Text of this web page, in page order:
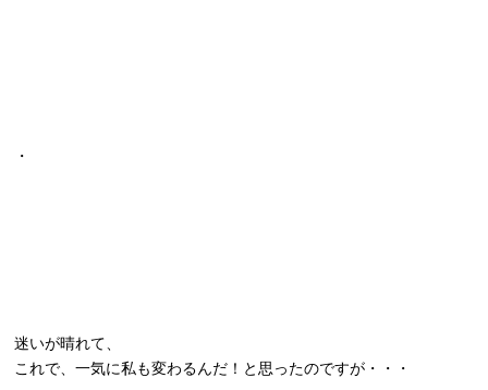
・
迷いが晴れて、
これで、一気に私も変わるんだ！と思ったのですが・・・